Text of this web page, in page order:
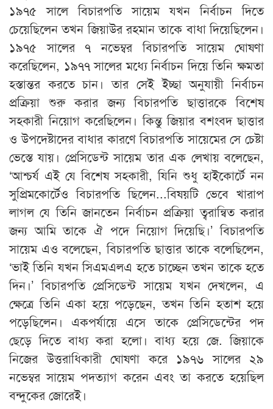
১৯৭৫ সালে বিচারপতি সায়েম যখন নির্বাচন দিতে
চেয়েছিলেন তখন জিয়াউর রহমান তাকে বাধা দিয়েছিলেন।
১৯৭৫ সালের ৭ নভেম্বর বিচারপতি সায়েম ঘোষণা
করেছিলেন, ১৯৭৭ সালের মধ্যে নির্বাচন দিয়ে তিনি ক্ষমতা
হস্তান্তর করতে চান। তার সেই ইচ্ছা অনুযায়ী নির্বাচন
প্রক্রিয়া শুরু করার জন্য বিচারপতি ছাত্তারকে বিশেষ
সহকারী নিয়োগ করেছিলেন। কিন্তু জিয়ার বশংবদ ছাত্তার
ও উপদেষ্টাদের বাধার কারণে বিচারপতি সায়েমের সে চেষ্টা
ভেস্তে যায়। প্রেসিডেন্ট সায়েম তার এক লেখায় বলেছেন,
‘আশ্চর্য এই যে বিশেষ সহকারী, যিনি শুধু হাইকোর্টে নন
সুপ্রিমকোর্টেও বিচারপতি ছিলেন...বিষয়টি ভেবে খারাপ
লাগল যে তিনি জানতেন নির্বাচন প্রক্রিয়া ত্বরান্বিত করার
জন্য আমি তাকে ঐ পদে নিয়োগ দিয়েছি।’ বিচারপতি
সায়েম এও বলেছেন, বিচারপতি ছাত্তার তাকে বলেছিলেন,
‘ভাই তিনি যখন সিএমএলএ হতে চাচ্ছেন তখন তাকে হতে
দিন।’ বিচারপতি প্রেসিডেন্ট সায়েম যখন দেখলেন, এ
ক্ষেত্রে তিনি একা হয়ে পড়েছেন, তখন তিনি হতাশ হয়ে
পড়েছিলেন। একপর্যায়ে এসে তাকে প্রেসিডেন্টের পদ
ছেড়ে দিতে বাধ্য করা হলো। বাধ্য হয়ে জে. জিয়াকে
নিজের উত্তরাধিকারী ঘোষণা করে ১৯৭৬ সালের ২৯
নভেম্বর সায়েম পদত্যাগ করেন এবং তা করতে হয়েছিল
বন্দুকের জোরেই।